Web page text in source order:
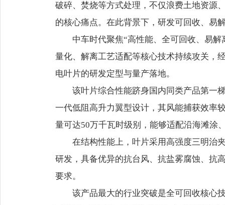
破碎、焚烧等方式处理，不仅浪费土地资源
的核心痛点。在此背景下，研发可回收、易
中车时代聚焦“高性能、全可回收、易解
量化、解离工艺适配等核心技术持续攻关，
电叶片的研发定型与量产落地。
该叶片综合性能跻身国内同类产品第一梯
一代低阻高升力翼型设计，其风能捕获效率
量可达50万千瓦时级别，能够适配沿海滩涂
在结构性能上，叶片采用高强度三明治夹
研发，具备优异的抗台风、抗盐雾腐蚀、抗
要求。
该产品最大的行业突破是全可回收核心技